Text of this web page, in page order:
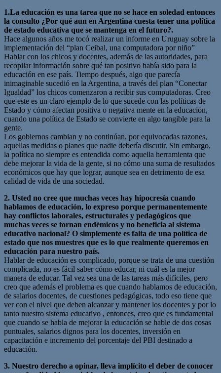
1.La educación es una tarea que no se hace en soledad entonces
la consulto ¿Por qué aun en Argentina cuesta tener una política
de estado educativa que se mantenga en el futuro?.
Hace algunos años me tocó realizar un informe en Uruguay sobre la
implementación del “plan Ceibal, una computadora por niño”
Hablar con los chicos y docentes, además de las autoridades, para
recopilar información sobre qué tan positivo había sido para la
educación en ese país. Tiempo después, algo que parecía
inimaginable sucedió en la Argentina, a través del plan “Conectar
Igualdad” los chicos comenzaron a recibir sus computadoras. Creo
que este es un claro ejemplo de lo que sucede con las políticas de
Estado y cómo afectan positiva o negativa mente en la educación,
cuando una política de Estado se convierte en algo tangible para la
gente.
Los gobiernos cambian y no continúan, por equivocadas razones,
aquellas medidas o planes que nadie debería discutir. Sin embargo,
la política no siempre es entendida como aquella herramienta que
debe mejorar la vida de la gente, si no cómo una suma de resultados
económicos que hay que lograr, aunque sea en detrimento de esa
calidad de vida de una sociedad.
2. Usted no cree que muchas veces hay hipocresía cuando
hablamos de educación, lo expreso porque permanentemente
hay conflictos laborales, estructurales y pedagógicos que
muchas veces se tornan endémicos y no beneficia al sistema
educativo nacional? O simplemente es falta de una política de
estado que nos muestres que es lo que realmente queremos en
educación para nuestro país.
Hablar de educación es complicado, porque se trata de una cuestión
complicada, no es fácil saber cómo educar, ni cuál es la mejor
manera de educar. Tal vez sea una de las tareas más difíciles, pero
creo que además el problema es que cuando hablamos de educación,
de salarios docentes, de cuestiones pedagógicas, todo eso tiene que
ver con el nivel que deben alcanzar y mantener los docentes y por lo
tanto nuestro sistema educativo , entonces, creo que es fundamental
que cuando se habla de mejorar la educación se hable de dos cosas
puntuales, salarios dignos para los docentes, inversión en
capacitación e incremento del porcentaje del PBI destinado a
educación.
3. Nuestro derecho a opinar, lleva implícito el deber de conocer